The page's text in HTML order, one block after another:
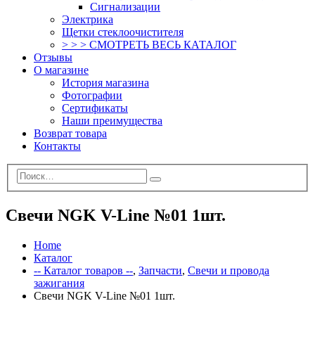
Сигнализации
Электрика
Щетки стеклоочистителя
> > > СМОТРЕТЬ ВЕСЬ КАТАЛОГ
Отзывы
О магазине
История магазина
Фотографии
Сертификаты
Наши преимущества
Возврат товара
Контакты
Свечи NGK V-Line №01 1шт.
Home
Каталог
-- Каталог товаров --, Запчасти, Свечи и провода
зажигания
Свечи NGK V-Line №01 1шт.